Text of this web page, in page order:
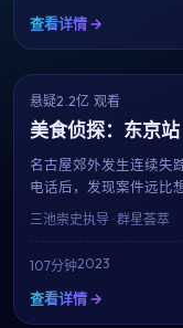
查看详情 →
趋势
悬疑2.2亿 观看
美食侦探：东京站
名古屋郊外发生连续失
电话后，发现案件远比
什么，而每一条线索都
延续其冷峻的叙事风格
三池崇史执导 · 群星荟萃
107分钟2023
查看详情 →